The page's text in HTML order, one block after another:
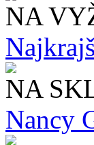
NA
NA
Nancy